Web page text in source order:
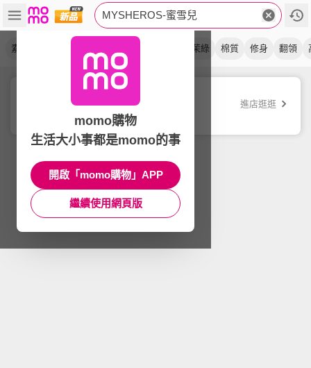
MYSHEROS-蜜雪兒
素色 芥茉綠 棉質 修身 翻領
進店逛逛
momo購物
生活大小事都是momo的事
開啟「momo購物」APP
繼續使用網頁版